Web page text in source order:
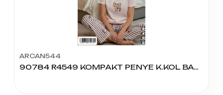
ARCAN544
90784 R4549 KOMPAKT PENYE K.KOL BASK BSC PİJAMA TAKIM